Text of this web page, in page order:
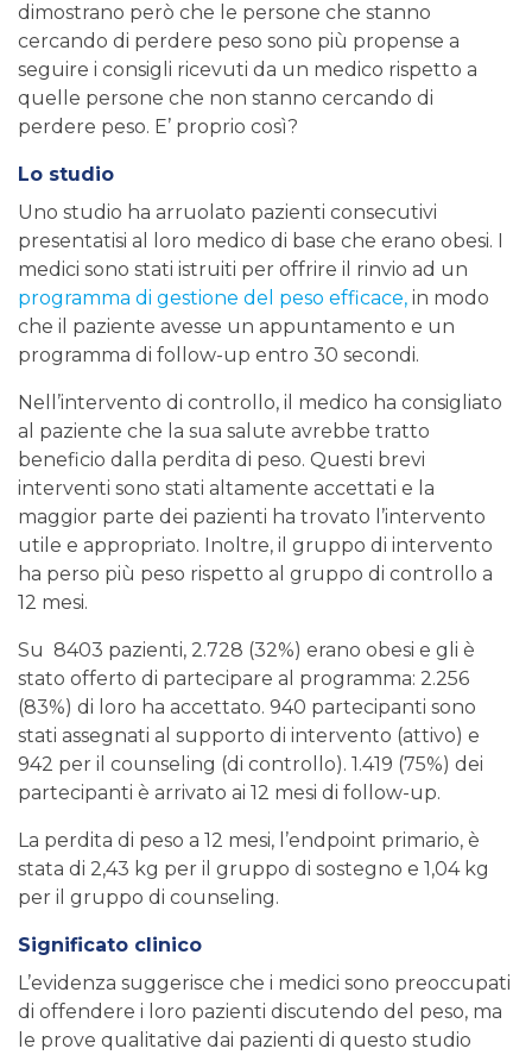
dimostrano però che le persone che stanno
cercando di perdere peso sono più propense a
seguire i consigli ricevuti da un medico rispetto a
quelle persone che non stanno cercando di
perdere peso. E’ proprio così?
Lo studio
Uno studio ha arruolato pazienti consecutivi
presentatisi al loro medico di base che erano obesi. I
medici sono stati istruiti per offrire il rinvio ad un
programma di gestione del peso efficace, in modo
che il paziente avesse un appuntamento e un
programma di follow-up entro 30 secondi.
Nell’intervento di controllo, il medico ha consigliato
al paziente che la sua salute avrebbe tratto
beneficio dalla perdita di peso. Questi brevi
interventi sono stati altamente accettati e la
maggior parte dei pazienti ha trovato l’intervento
utile e appropriato. Inoltre, il gruppo di intervento
ha perso più peso rispetto al gruppo di controllo a
12 mesi.
Su 8403 pazienti, 2.728 (32%) erano obesi e gli è
stato offerto di partecipare al programma: 2.256
(83%) di loro ha accettato. 940 partecipanti sono
stati assegnati al supporto di intervento (attivo) e
942 per il counseling (di controllo). 1.419 (75%) dei
partecipanti è arrivato ai 12 mesi di follow-up.
La perdita di peso a 12 mesi, l’endpoint primario, è
stata di 2,43 kg per il gruppo di sostegno e 1,04 kg
per il gruppo di counseling.
Significato clinico
L’evidenza suggerisce che i medici sono preoccupati
di offendere i loro pazienti discutendo del peso, ma
le prove qualitative dai pazienti di questo studio